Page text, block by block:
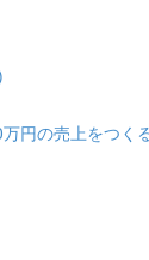
円の売上をつく